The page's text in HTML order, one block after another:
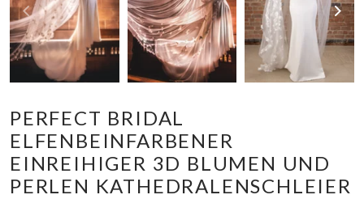
PERFECT BRIDAL
ELFENBEINFARBENER
EINREIHIGER 3D BLUMEN UND
PERLEN KATHEDRALENSCHLEIER